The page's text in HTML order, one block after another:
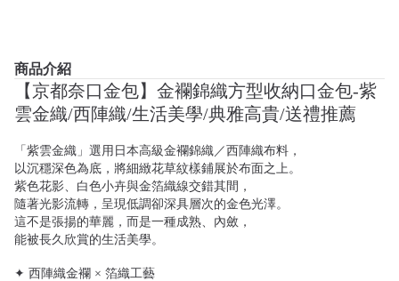
商品介紹
【京都奈口金包】金襴錦織方型收納口金包-紫
雲金織/西陣織/生活美學/典雅高貴/送禮推薦
「紫雲金織」選用日本高級金襴錦織／西陣織布料，
以沉穩深色為底，將細緻花草紋樣鋪展於布面之上。
紫色花影、白色小卉與金箔織線交錯其間，
隨著光影流轉，呈現低調卻深具層次的金色光澤。
這不是張揚的華麗，而是一種成熟、內斂，
能被長久欣賞的生活美學。
✦ 西陣織金襴 × 箔織工藝